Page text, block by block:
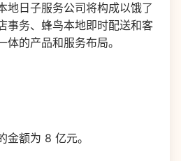
地日子服务公司将构成以饿了
事务、蜂鸟本地即时配送和客
的产品和服务布局。
金额为 8 亿元。